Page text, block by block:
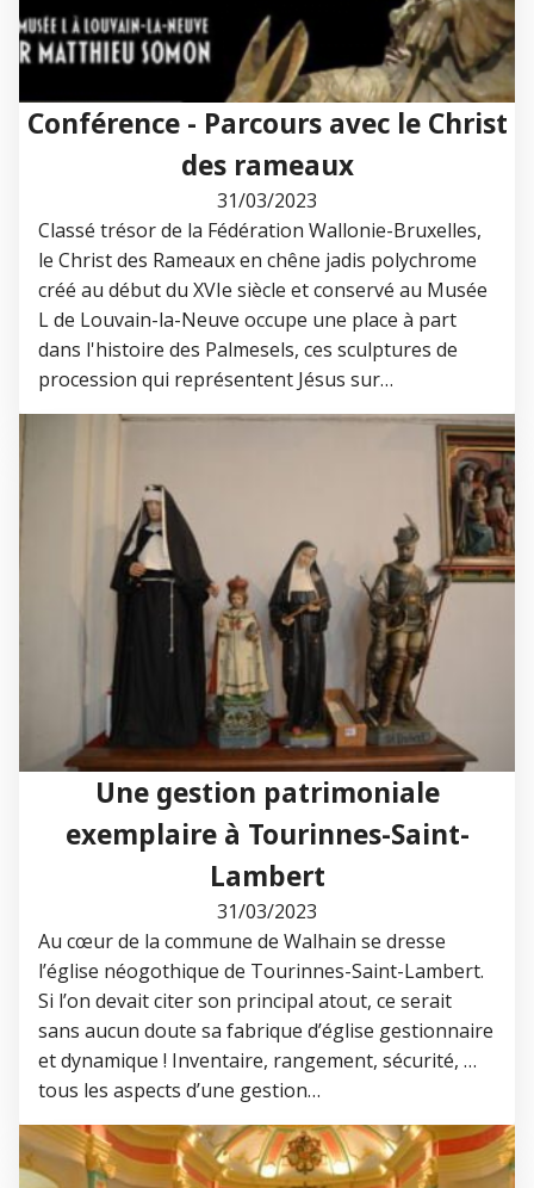
Conférence - Parcours avec le Christ
des rameaux
31/03/2023
Classé trésor de la Fédération Wallonie-Bruxelles,
le Christ des Rameaux en chêne jadis polychrome
créé au début du XVIe siècle et conservé au Musée
L de Louvain-la-Neuve occupe une place à part
dans l'histoire des Palmesels, ces sculptures de
procession qui représentent Jésus sur…
Une gestion patrimoniale
exemplaire à Tourinnes-Saint-
Lambert
31/03/2023
Au cœur de la commune de Walhain se dresse
l’église néogothique de Tourinnes-Saint-Lambert.
Si l’on devait citer son principal atout, ce serait
sans aucun doute sa fabrique d’église gestionnaire
et dynamique ! Inventaire, rangement, sécurité, …
tous les aspects d’une gestion…